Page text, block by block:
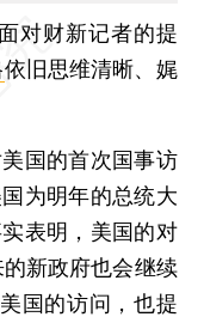
对财新记者的提
依旧思维清晰、娓
国的首次国事访
为明年的总统大
表明，美国的对
新政府也会继续
国的访问，也提